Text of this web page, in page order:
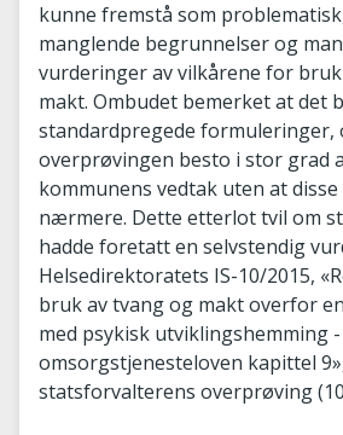
kunne fremstå som
manglende begrunnelser og
vurderinger av vilkårene for
makt. Ombudet bemerket at det
standardpregede formuleringer,
overprøvingen besto i stor grad
kommunens vedtak uten at
nærmere. Dette etterlot tvil om
hadde foretatt en selvstendig
Helsedirektoratets IS-10/2015,
bruk av tvang og makt overfor
med psykisk utviklingshemming
omsorgstjenesteloven kapittel
statsforvalterens overprøving